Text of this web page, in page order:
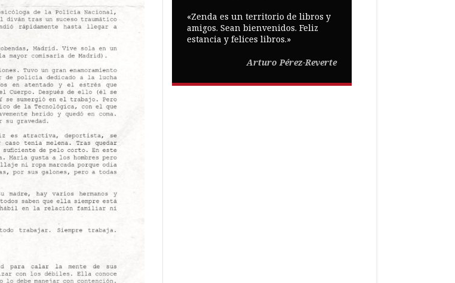
«Zenda es un territorio de libros y
amigos. Sean bienvenidos. Feliz
estancia y felices libros.»
Arturo Pérez-Reverte